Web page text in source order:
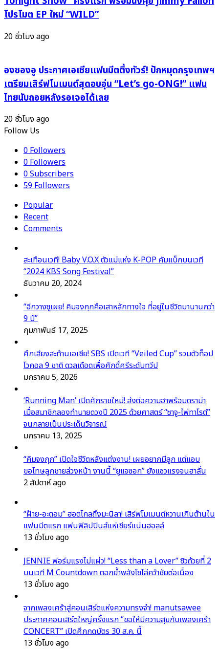
โปรโมต EP ใหม่ “WILD”
20 ชั่วโมง ago
องซองอู ประกาศเอเชียแฟนมีตติ้งทัวร์! ปักหมุดกรุงเทพฯ
เตรียมเสิร์ฟโมเมนต์สุดอบอุ่น “Let’s go-ONG!” แฟน
ไทยนับถอยหลังรอเจอได้เลย
20 ชั่วโมง ago
Follow Us
0Followers
0Followers
0Subscribers
59Followers
Popular
Recent
Comments
สะเทือนเวที! Baby V.O.X ตัวแม่แห่ง K-POP คัมแบ็กบนเวที
“2024 KBS Song Festival”
ธันวาคม 20, 2024
“อีกวางซูเผย! คิมจงกุกคือเสาหลักทางใจ ที่อยู่ในชีวิตมานานกว่า
9 ปี”
กุมภาพันธ์ 17, 2025
ศึกเสียงสะท้านเอเชีย! SBS เปิดเวที “Veiled Cup” รวมตัวท็อป
โวคอล 9 ชาติ ดวลเดือดเพื่อศักดิ์ศรีระดับทวีป
มกราคม 5, 2026
‘Running Man’ เปิดศักราชใหม่! ส่งต่อความฮาพร้อมดราม่า
เมื่อสมาชิกลองทำนายดวงปี 2025 ด้วยศาสตร์ “ซาจู-ไพ่ทาโรต์”
จนกลายเป็นประเด็นวิจารณ์
มกราคม 13, 2025
“คิมจงกุก” เปิดใจชีวิตหลังแต่งงาน! เผยอยากมีลูก แต่แอบ
ขอโทษลูกชายล่วงหน้า งานนี้ “ยูแจซอก” ยังแซวแรงจนฮาลั่น
2 สัปดาห์ ago
“ฝ้าย-อะตอม” ฮอตไกลถึงมะนิลา! เสิร์ฟโมเมนต์หวานเกินต้านใน
แฟนมีตแรก แฟนฟิลิปปินส์แห่เชียร์แน่นฮอลล์
13 ชั่วโมง ago
JENNIE ฟอร์มแรงไม่แผ่ว! “Less than a Lover” ซิวถ้วยที่ 2
บนเวที M Countdown ตอกย้ำพลังโซโล่คว้าชัยต่อเนื่อง
13 ชั่วโมง ago
จากเพลงเศร้าสู่คอนเสิร์ตแห่งความทรงจำ! manutsawee
ประกาศคอนเสิร์ตใหญ่ครั้งแรก “ขอให้มีความสุขกับเพลงเศร้า
CONCERT” เปิดศึกกดบัตร 30 ส.ค. นี้
13 ชั่วโมง ago